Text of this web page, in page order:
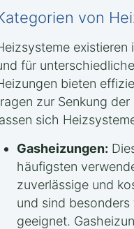
von
für
bieten
zur Senkung
sich
Gasheizungen:
häufigsten
zuverlässige und
und sind
geeignet.